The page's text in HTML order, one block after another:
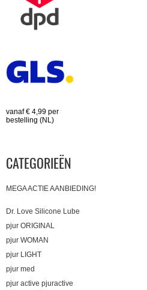
CATEGORIEËN
MEGA ACTIE AANBIEDING!
Dr. Love Silicone Lube
pjur ORIGINAL
pjur WOMAN
pjur LIGHT
pjur med
pjur active pjuractive
vanaf € 4,99 per
bestelling (NL)